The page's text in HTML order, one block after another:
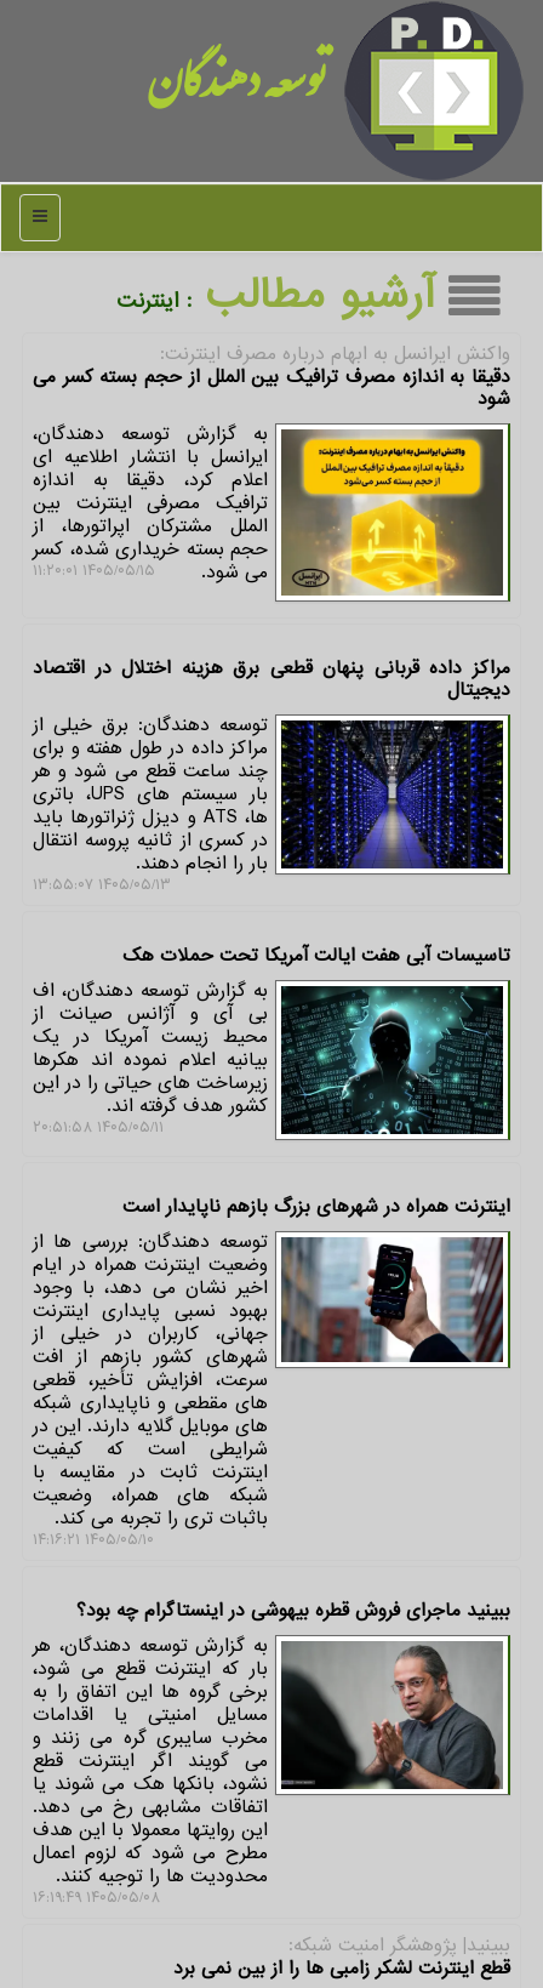
توسعه دهندگان
منو
آرشیو مطالب : اینترنت
واكنش ایرانسل به ابهام درباره مصرف اینترنت:
دقیقا به اندازه مصرف ترافیک بین الملل از حجم بسته کسر می
شود
به گزارش توسعه دهندگان،
ایرانسل با انتشار اطلاعیه ای
اعلام کرد، دقیقا به اندازه
ترافیک مصرفی اینترنت بین
الملل مشترکان اپراتورها، از
حجم بسته خریداری شده، کسر
می شود. ۱۴۰۵/۰۵/۱۵ ۱۱:۲۰:۰۱
مراکز داده قربانی پنهان قطعی برق هزینه اختلال در اقتصاد
دیجیتال
توسعه دهندگان: برق خیلی از
مراکز داده در طول هفته و برای
چند ساعت قطع می شود و هر
بار سیستم های UPS، باتری
ها، ATS و دیزل ژنراتورها باید
در کسری از ثانیه پروسه انتقال
بار را انجام دهند.
۱۴۰۵/۰۵/۱۳ ۱۳:۵۵:۰۷
تاسیسات آبی هفت ایالت آمریکا تحت حملات هک
به گزارش توسعه دهندگان، اف
بی آی و آژانس صیانت از
محیط زیست آمریکا در یک
بیانیه اعلام نموده اند هکرها
زیرساخت های حیاتی را در این
کشور هدف گرفته اند.
۱۴۰۵/۰۵/۱۱ ۲۰:۵۱:۵۸
اینترنت همراه در شهرهای بزرگ بازهم ناپایدار است
توسعه دهندگان: بررسی ها از
وضعیت اینترنت همراه در ایام
اخیر نشان می دهد، با وجود
بهبود نسبی پایداری اینترنت
جهانی، کاربران در خیلی از
شهرهای کشور بازهم از افت
سرعت، افزایش تأخیر، قطعی
های مقطعی و ناپایداری شبکه
های موبایل گلایه دارند. این در
شرایطی است که کیفیت
اینترنت ثابت در مقایسه با
شبکه های همراه، وضعیت
باثبات تری را تجربه می کند.
۱۴۰۵/۰۵/۱۰ ۱۴:۱۶:۲۱
ببینید ماجرای فروش قطره بیهوشی در اینستاگرام چه بود؟
به گزارش توسعه دهندگان، هر
بار که اینترنت قطع می شود،
برخی گروه ها این اتفاق را به
مسایل امنیتی یا اقدامات
مخرب سایبری گره می زنند و
می گویند اگر اینترنت قطع
نشود، بانکها هک می شوند یا
اتفاقات مشابهی رخ می دهد.
این روایتها معمولا با این هدف
مطرح می شود که لزوم اعمال
محدودیت ها را توجیه کنند.
۱۴۰۵/۰۵/۰۸ ۱۶:۱۹:۴۹
ببینید| پژوهشگر امنیت شبكه:
قطع اینترنت لشکر زامبی ها را از بین نمی برد